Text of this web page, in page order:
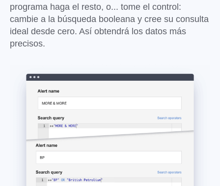
programa haga el resto, o... tome el control:
cambie a la búsqueda booleana y cree su consulta
ideal desde cero. Así obtendrá los datos más
precisos.